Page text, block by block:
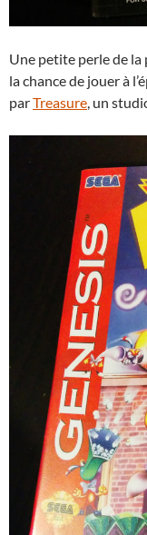
Une petite perle de la
la chance de jouer à
parTreasure, un